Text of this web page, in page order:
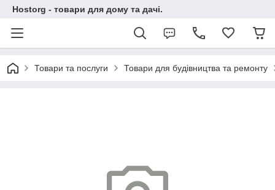
Hostorg - товари для дому та дачі.
Товари та послуги Товари для будівництва та ремонту